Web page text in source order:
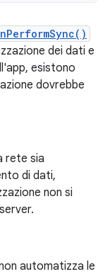
dei dati e
esistono
dovrebbe
rete sia
di dati,
non si
automatizza le